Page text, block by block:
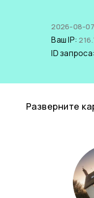
2026-08-
Ваш IP:
ID
Разверните